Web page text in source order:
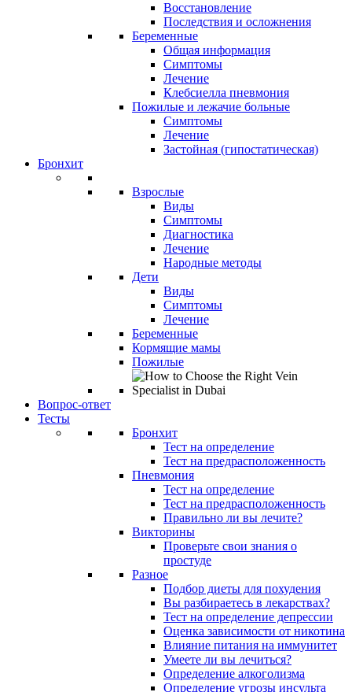
Восстановление
Последствия и осложнения
Беременные
Общая информация
Симптомы
Лечение
Клебсиелла пневмония
Пожилые и лежачие больные
Симптомы
Лечение
Застойная (гипостатическая)
Бронхит
Взрослые
Виды
Симптомы
Диагностика
Лечение
Народные методы
Дети
Виды
Симптомы
Лечение
Беременные
Кормящие мамы
Пожилые
Вопрос-ответ
Тесты
Бронхит
Тест на определение
Тест на предрасположенность
Пневмония
Тест на определение
Тест на предрасположенность
Правильно ли вы лечите?
Викторины
Проверьте свои знания о
простуде
Разное
Подбор диеты для похудения
Вы разбираетесь в лекарствах?
Тест на определение депрессии
Оценка зависимости от никотина
Влияние питания на иммунитет
Умеете ли вы лечиться?
Определение алкоголизма
Определение угрозы инсульта